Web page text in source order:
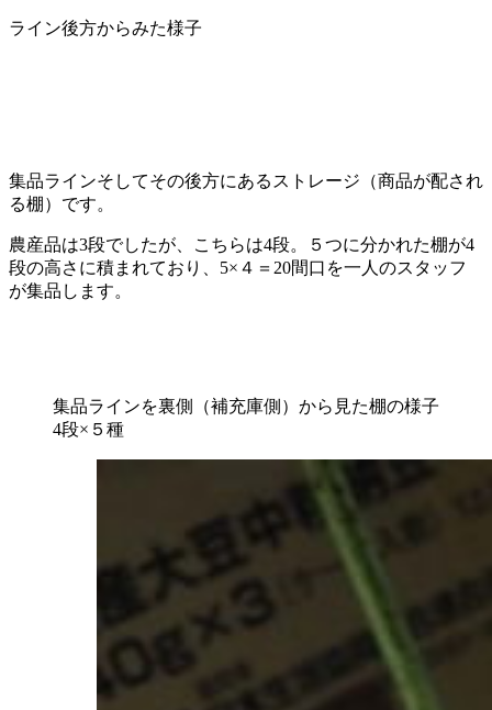
ライン後方からみた様子
集品ラインそしてその後方にあるストレージ（商品が配され
る棚）です。
農産品は3段でしたが、こちらは4段。５つに分かれた棚が4
段の高さに積まれており、5×４＝20間口を一人のスタッフ
が集品します。
集品ラインを裏側（補充庫側）から見た棚の様子
4段×５種